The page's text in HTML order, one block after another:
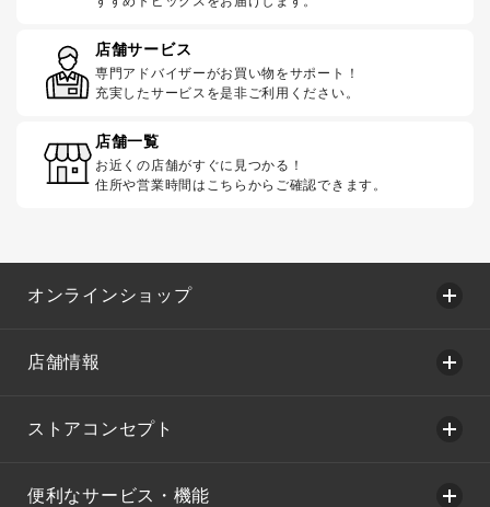
店舗サービス
専門アドバイザーがお買い物をサポート！
充実したサービスを是非ご利用ください。
店舗一覧
お近くの店舗がすぐに見つかる！
住所や営業時間はこちらからご確認できます。
オンラインショップ
店舗情報
ストアコンセプト
便利なサービス・機能